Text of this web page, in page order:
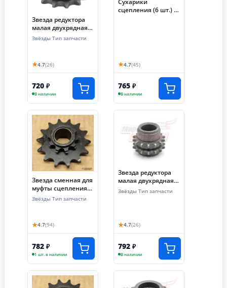
Звезда редуктора
малая двухрядная
168F/168F-2L
Звёзды Тип запчасти
★4.7(26)
720 ₽
В наличии
сцепления (6 шт.) +
★4.7(45)
765 ₽
В наличии
Звезда сменная для
муфты сцепления
(z=11, шаг 12.7,
цепь 428)
Звёзды Тип запчасти
★4.7(94)
782 ₽
1 шт. в наличии
Звезда редуктора
малая двухрядная
173FL/177FL
Звёзды Тип запчасти
★4.7(26)
792 ₽
В наличии